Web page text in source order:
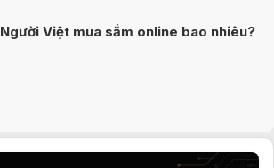
Người Việt mua sắm online bao nhiêu?